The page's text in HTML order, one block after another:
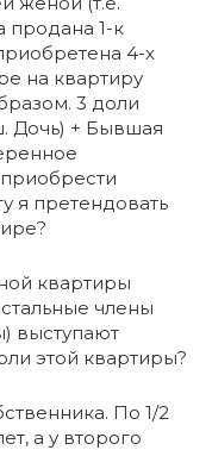
продана 1-к
4-х
на квартиру
3 доли
Дочь) + Бывшая
я претендовать
квартиры
члены
выступают
этой квартиры?
По 1/2
а у второго